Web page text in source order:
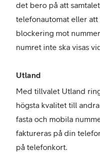
det bero på att
telefonautomat eller
blockering mot
numret inte ska visas
Utland
Med tillvalet Utland
högsta kvalitet till
fasta och mobila
faktureras på din
på telefonkort.